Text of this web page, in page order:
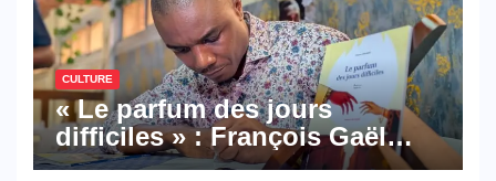
CULTURE
« Le parfum des jours
difficiles » : François Gaël
Mbala signe un premier